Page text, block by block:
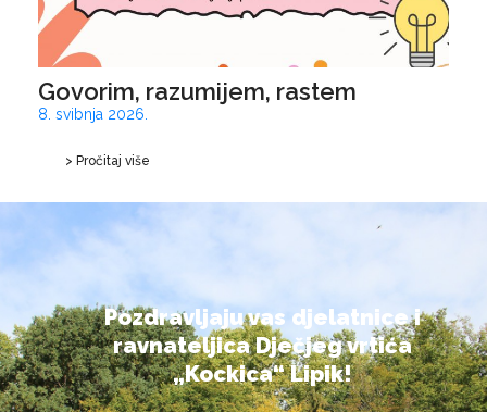
Govorim, razumijem, rastem
8. svibnja 2026.
> Pročitaj više
Pozdravljaju vas djelatnice i
ravnateljica Dječjeg vrtića
„Kockica“ Lipik!